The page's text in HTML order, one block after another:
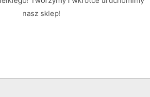
nasz sklep!